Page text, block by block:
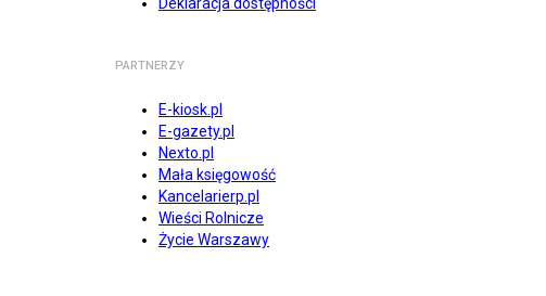
PARTNERZY
E-kiosk.pl
E-gazety.pl
Nexto.pl
Mała księgowość
Kancelarierp.pl
Wieści Rolnicze
Życie Warszawy